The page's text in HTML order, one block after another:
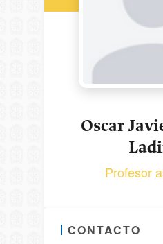
Oscar
Profesor
CONTACTO